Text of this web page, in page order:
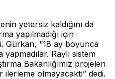
yetersiz kaldığını da
yapılmadığı için
Gürkan, “18 ay boyunca
Raylı sistem
Bakanlığımız projeleri
olmayacaktı” dedi.